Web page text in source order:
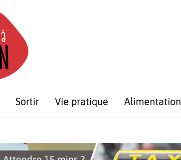
Sortir Vie pratique Alimentation